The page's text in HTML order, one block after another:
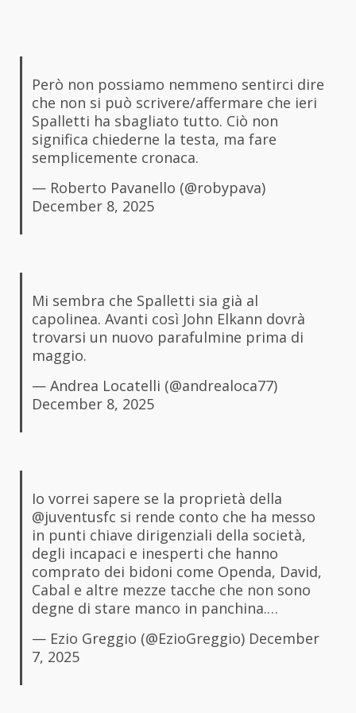
Però non possiamo nemmeno sentirci dire
che non si può scrivere/affermare che ieri
Spalletti ha sbagliato tutto. Ciò non
significa chiederne la testa, ma fare
semplicemente cronaca.
— Roberto Pavanello (@robypava)
December 8, 2025
Mi sembra che Spalletti sia già al
capolinea. Avanti così John Elkann dovrà
trovarsi un nuovo parafulmine prima di
maggio.
— Andrea Locatelli (@andrealoca77)
December 8, 2025
Io vorrei sapere se la proprietà della
@juventusfc si rende conto che ha messo
in punti chiave dirigenziali della società,
degli incapaci e inesperti che hanno
comprato dei bidoni come Openda, David,
Cabal e altre mezze tacche che non sono
degne di stare manco in panchina.…
— Ezio Greggio (@EzioGreggio) December
7, 2025